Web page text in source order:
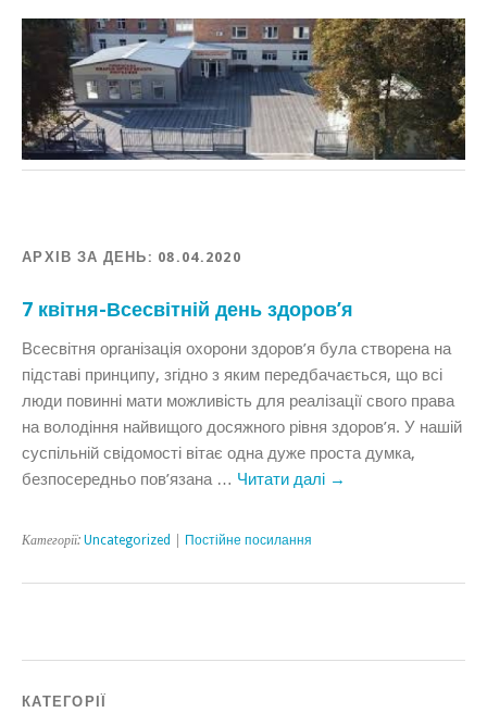
АРХІВ ЗА ДЕНЬ: 08.04.2020
7 квітня-Всесвітній день здоров’я
Всесвітня організація охорони здоров’я була створена на
підставі принципу, згідно з яким передбачається, що всі
люди повинні мати можливість для реалізації свого права
на володіння найвищого досяжного рівня здоров’я. У нашій
суспільній свідомості вітає одна дуже проста думка,
безпосередньо пов’язана … Читати далі →
Категорії: Uncategorized Постійне посилання
КАТЕГОРІЇ